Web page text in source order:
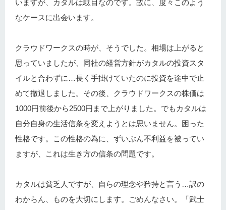
いますが、カタルは駄目なのです。故に、度々このよう
なケースに出会います。
クラウドワークスの時が、そうでした。相場は上がると
思っていましたが、同社の経営方針がカタルの投資スタ
イルと合わずに…長く手掛けていたのに投資を途中で止
めて撤退しました。その後、クラウドワークスの株価は
1000円前後から2500円まで上がりました。でもカタルは
自分自身の生活信条を変えようとは思いません。困った
性格です。この性格の為に、ずいぶん不利益を被ってい
ますが、これは生き方の信条の問題です。
カタルは貧乏人ですが、自らの理念や矜持と言う…訳の
わからん、ものを大切にします。ごめんなさい。「武士